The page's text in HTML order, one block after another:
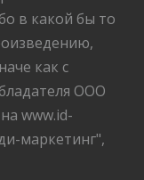
в какой бы то
как с
ООО
www.id-
маркетинг",